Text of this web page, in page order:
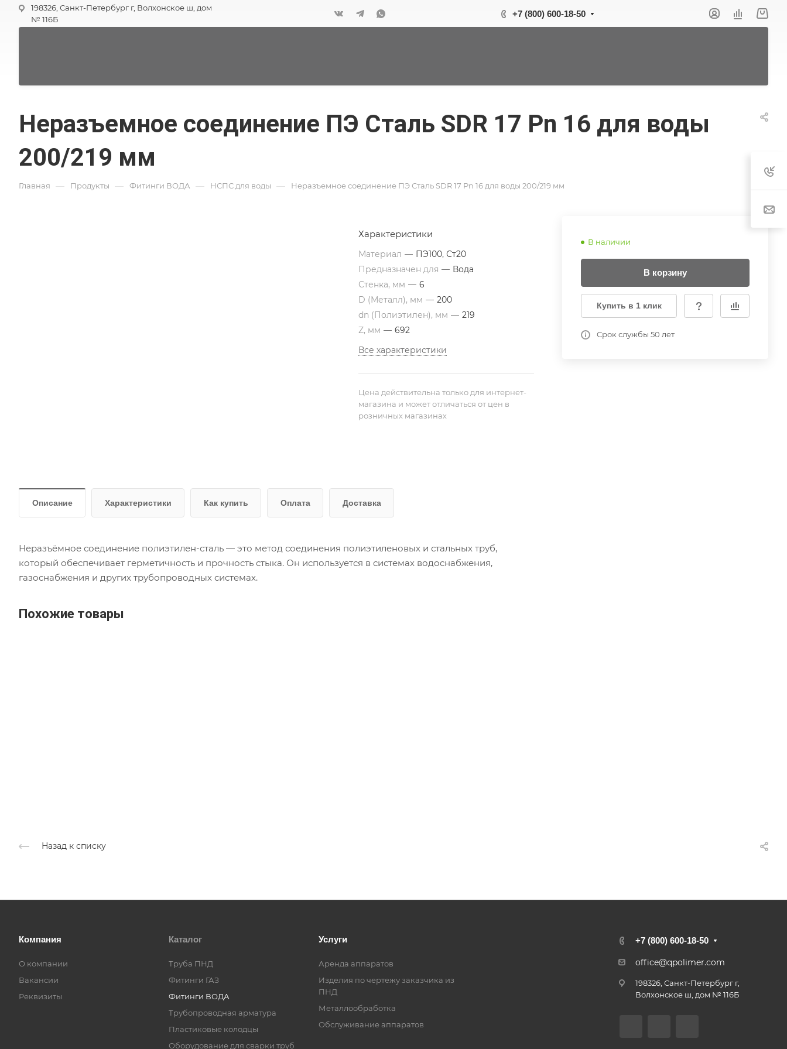
198326, Санкт-Петербург г, Волхонское ш, дом
№ 116Б
+7 (800) 600-18-50
Неразъемное соединение ПЭ Сталь SDR 17 Pn 16 для воды
200/219 мм
Главная — Продукты — Фитинги ВОДА — НСПС для воды — Неразъемное соединение ПЭ Сталь SDR 17 Pn 16 для воды 200/219 мм
В наличии
В корзину
Купить в 1 клик
Срок службы 50 лет
Характеристики
Материал — ПЭ100, Ст20
Предназначен для — Вода
Стенка, мм — 6
D (Металл), мм — 200
dn (Полиэтилен), мм — 219
Z, мм — 692
Все характеристики
Цена действительна только для интернет-
магазина и может отличаться от цен в
розничных магазинах
Описание Характеристики Как купить Оплата Доставка
Неразъёмное соединение полиэтилен-сталь — это метод соединения полиэтиленовых и стальных труб,
который обеспечивает герметичность и прочность стыка. Он используется в системах водоснабжения,
газоснабжения и других трубопроводных системах.
Похожие товары
Назад к списку
Компания
О компании
Вакансии
Реквизиты
Каталог
Труба ПНД
Фитинги ГАЗ
Фитинги ВОДА
Трубопроводная арматура
Пластиковые колодцы
Оборудование для сварки труб
Услуги
Аренда аппаратов
Изделия по чертежу заказчика из
ПНД
Металлообработка
Обслуживание аппаратов
+7 (800) 600-18-50
office@qpolimer.com
198326, Санкт-Петербург г,
Волхонское ш, дом № 116Б